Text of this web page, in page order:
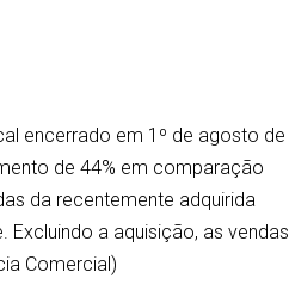
encerrado em 1º de agosto de
de 44% em comparação
da recentemente adquirida
a aquisição, as vendas
Comercial)